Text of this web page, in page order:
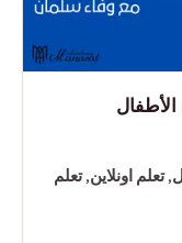
,تعلم اونلاين,تعلم